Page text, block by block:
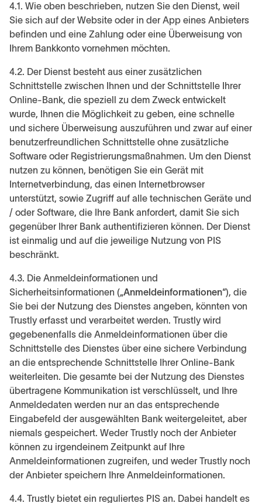
4.1. Wie oben beschrieben, nutzen Sie den Dienst, weil
Sie sich auf der Website oder in der App eines Anbieters
befinden und eine Zahlung oder eine Überweisung von
Ihrem Bankkonto vornehmen möchten.
4.2. Der Dienst besteht aus einer zusätzlichen
Schnittstelle zwischen Ihnen und der Schnittstelle Ihrer
Online-Bank, die speziell zu dem Zweck entwickelt
wurde, Ihnen die Möglichkeit zu geben, eine schnelle
und sichere Überweisung auszuführen und zwar auf einer
benutzerfreundlichen Schnittstelle ohne zusätzliche
Software oder Registrierungsmaßnahmen. Um den Dienst
nutzen zu können, benötigen Sie ein Gerät mit
Internetverbindung, das einen Internetbrowser
unterstützt, sowie Zugriff auf alle technischen Geräte und
/ oder Software, die Ihre Bank anfordert, damit Sie sich
gegenüber Ihrer Bank authentifizieren können. Der Dienst
ist einmalig und auf die jeweilige Nutzung von PIS
beschränkt.
4.3. Die Anmeldeinformationen und
Sicherheitsinformationen („Anmeldeinformationen“), die
Sie bei der Nutzung des Dienstes angeben, könnten von
Trustly erfasst und verarbeitet werden. Trustly wird
gegebenenfalls die Anmeldeinformationen über die
Schnittstelle des Dienstes über eine sichere Verbindung
an die entsprechende Schnittstelle Ihrer Online-Bank
weiterleiten. Die gesamte bei der Nutzung des Dienstes
übertragene Kommunikation ist verschlüsselt, und Ihre
Anmeldedaten werden nur an das entsprechende
Eingabefeld der ausgewählten Bank weitergeleitet, aber
niemals gespeichert. Weder Trustly noch der Anbieter
können zu irgendeinem Zeitpunkt auf Ihre
Anmeldeinformationen zugreifen, und weder Trustly noch
der Anbieter speichern Ihre Anmeldeinformationen.
4.4. Trustly bietet ein reguliertes PIS an. Dabei handelt es